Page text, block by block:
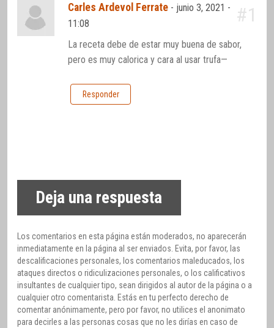
Carles Ardevol Ferrate - junio 3, 2021 -
11:08
#1
La receta debe de estar muy buena de sabor,
pero es muy calorica y cara al usar trufa—
Responder
Deja una respuesta
Los comentarios en esta página están moderados, no aparecerán
inmediatamente en la página al ser enviados. Evita, por favor, las
descalificaciones personales, los comentarios maleducados, los
ataques directos o ridiculizaciones personales, o los calificativos
insultantes de cualquier tipo, sean dirigidos al autor de la página o a
cualquier otro comentarista. Estás en tu perfecto derecho de
comentar anónimamente, pero por favor, no utilices el anonimato
para decirles a las personas cosas que no les dirías en caso de